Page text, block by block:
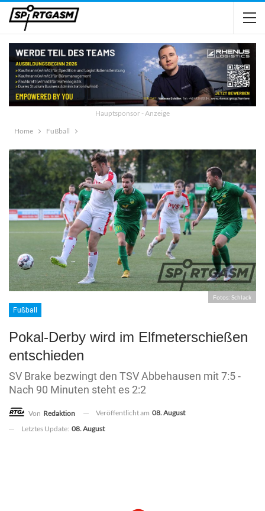
Hauptsponsor - Anzeige
Home
Fußball
Fotos: Schlack
Fußball
Pokal-Derby wird im Elfmeterschießen
entschieden
SV Brake bezwingt den TSV Abbehausen mit 7:5 -
Nach 90 Minuten steht es 2:2
Von Redaktion Veröffentlicht am 08. August
Letztes Update: 08. August